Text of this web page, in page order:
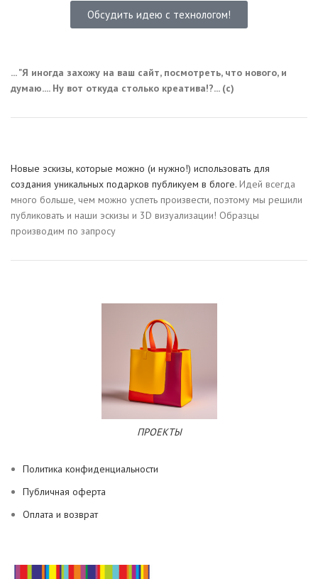
Обсудить идею с технологом!
... "Я иногда захожу на ваш сайт, посмотреть, что нового, и
думаю.... Ну вот откуда столько креатива!?... (с)
Новые эскизы, которые можно (и нужно!) использовать для
создания уникальных подарков публикуем в блоге. Идей всегда
много больше, чем можно успеть произвести, поэтому мы решили
публиковать и наши эскизы и 3D визуализации! Образцы
производим по запросу
ПРОЕКТЫ
Политика конфиденциальности
Публичная оферта
Оплата и возврат